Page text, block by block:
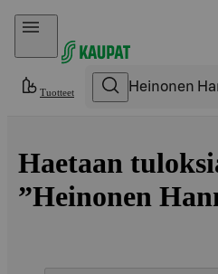
Hyppää sisältöön
Tuotteet
Haetaan
”Heinonen